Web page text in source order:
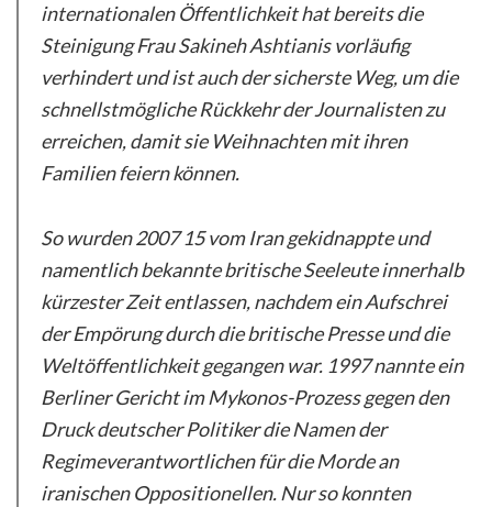
internationalen Öffentlichkeit hat bereits die
Steinigung Frau Sakineh Ashtianis vorläufig
verhindert und ist auch der sicherste Weg, um die
schnellstmögliche Rückkehr der Journalisten zu
erreichen, damit sie Weihnachten mit ihren
Familien feiern können.
So wurden 2007 15 vom Iran gekidnappte und
namentlich bekannte britische Seeleute innerhalb
kürzester Zeit entlassen, nachdem ein Aufschrei
der Empörung durch die britische Presse und die
Weltöffentlichkeit gegangen war. 1997 nannte ein
Berliner Gericht im Mykonos-Prozess gegen den
Druck deutscher Politiker die Namen der
Regimeverantwortlichen für die Morde an
iranischen Oppositionellen. Nur so konnten